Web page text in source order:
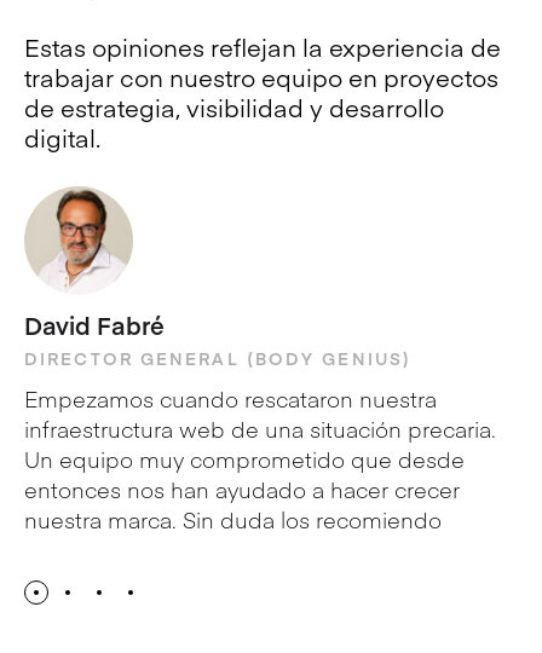
Estas opiniones reflejan la experiencia de
trabajar con nuestro equipo en proyectos
de estrategia, visibilidad y desarrollo
digital.
David Fabré
DIRECTOR GENERAL (BODY GENIUS)
Empezamos cuando rescataron nuestra
infraestructura web de una situación precaria.
Un equipo muy comprometido que desde
entonces nos han ayudado a hacer crecer
nuestra marca. Sin duda los recomiendo